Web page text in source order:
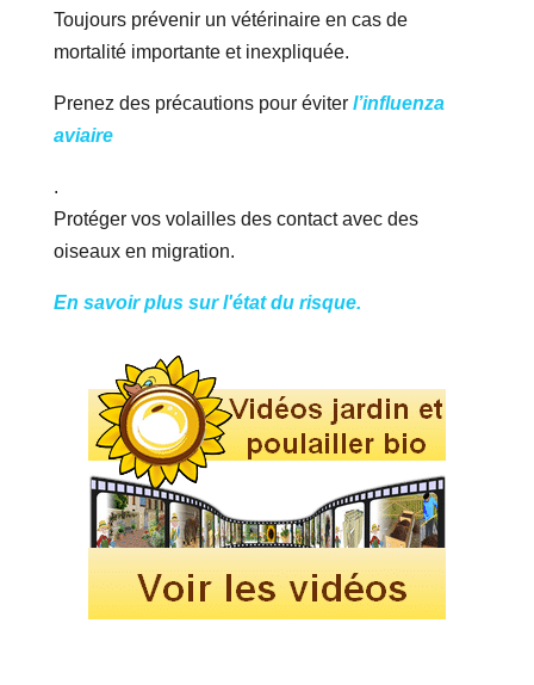
Toujours prévenir un vétérinaire en cas de
mortalité importante et inexpliquée.
Prenez des précautions pour éviter l’influenza
aviaire
.
Protéger vos volailles des contact avec des
oiseaux en migration.
En savoir plus sur l'état du risque.